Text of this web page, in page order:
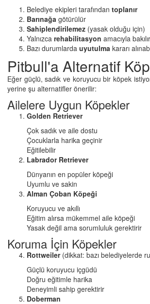
Belediye ekipleri tarafından toplanır
Barınağa götürülür
Sahiplendirilemez (yasak olduğu için)
Yalnızca rehabilitasyon amacıyla bakılır
Bazı durumlarda uyutulma kararı
Pitbull'a Alternatif
Eğer güçlü, sadık ve koruyucu bir köpek
yerine şu alternatifler önerilir:
Ailelere Uygun Köpekler
Golden Retriever
Çok sadık ve aile dostu
Çocuklarla harika geçinir
Eğitilebilir
Labrador Retriever
Dünyanın en popüler köpeği
Uyumlu ve sakin
Alman Çoban Köpeği
Koruyucu ve akıllı
Eğitim alırsa mükemmel aile köpeği
Yasak değil ama sorumluluk gerektirir
Koruma İçin Köpekler
Rottweiler(dikkat: bazı belediyelerde
Güçlü koruyucu içgüdü
Doğru eğitimle harika
Deneyimli sahip gerektirir
Doberman